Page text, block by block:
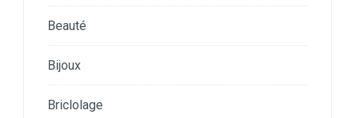
Beauté
Bijoux
Briclolage